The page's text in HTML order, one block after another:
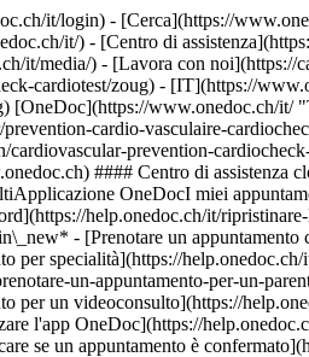
it/login) - [Cerca](https://
it/) - [Centro di
it/media/) - [Lavora con noi](https://
cardiotest/zoug) - [IT](https://
[OneDoc](https://www.onedoc.ch/it/
cardio-vasculaire-
cardiovascular-prevention-
#### Centro di assistenza
OneDocI miei
help.onedoc.ch/it/
- [Prenotare un
per specialità](https://
un-appuntamento-per-un-
per un videoconsulto](https://
l'app OneDoc](https://
help.onedoc.ch/it/) close ## Modifica la ricerca ![Casa con segno più che indica che la consultazione può essere effettuata in sede](https://www.onedoc.ch/assets/images/icons/on-site.svg) In loco ![Fotocamera con simbolo play che indica che la consultazione può essere effettuata a distanza in video](https://www.onedoc.ch/assets/images/icons/remote.svg) A distanza Cerca #### Specialità #### Professionisti #### Istituti edit Prevenzione cardiovascolare | CardioCheck | CardioTest a Zugo tune Filtra per Nuovo paziente*keyboard\_arrow\_down* - Accettato*check\_circle* Lingua parlata*keyboard\_arrow\_down* - Albanese*check\_circle* - Arabo*check\_circle* - Bosniaco*check\_circle* - Cinese*check\_circle* - Curdo*check\_circle* - Francese*check\_circle* - Giapponese*check\_circle* - Greco*check\_circle* - Inglese*check\_circle* - Italiano*check\_circle* - Persiano*check\_circle* - Polacco*check\_circle* - Portoghese*check\_circle* - Romancio*check\_circle* - Rumeno*check\_circle* - Russo*check\_circle* - Serbo*check\_circle* - Spagnolo*check\_circle* - Svedese*check\_circle* - Tedesco*check\_circle* - Turco*check\_circle* - Turcomanno*check\_circle* - Ucraino*check\_circle* - Ungherese*check\_circle* Sesso*keyboard\_arrow\_down* - Donna*check\_circle* - Uomo*check\_circle* Rete*keyboard\_arrow\_down* - Amavita*check\_circle* - Coop Vitality*check\_circle* - Hirslanden*check\_circle* - Zürcher Gesundheitsnetz*check\_circle* - Medbase*check\_circle* Disponibilità*keyboard\_arrow\_down* - Disponibile oggi*check\_circle* - Entro i prossimi 3 giorni*check\_circle* - Entro i prossimi 7 giorni*check\_circle* - Entro i prossimi 14 giorni*check\_circle* # __Prevenzione cardiovascolare | CardioCheck | CardioTest__ a __Zugo__: prenota il tuo appuntamento online oggi ## 5 risultati a Zugo [![Dr. med. Patrick Schur, medico generico a Zugo](https://assets.onedoc.ch/images/users/69dcb4c7779fee55434f3c084e00c973090437e02722b936593c9ca4f483dbfa-small.jpg "Dr. med. Patrick Schur, medico generico a Zugo")](https://